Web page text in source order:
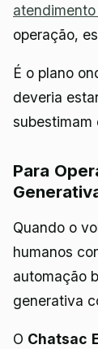
operação,
É o plano
deveria
subestimam
Para
Quando o
humanos
automação
generativa
O Chatsac